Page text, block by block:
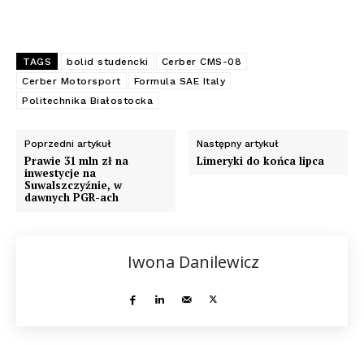
TAGS bolid studencki
Cerber CMS-08
Cerber Motorsport
Formula SAE Italy
Politechnika Białostocka
Poprzedni artykuł
Prawie 31 mln zł na
inwestycje na
Suwalszczyźnie, w
dawnych PGR-ach
Następny artykuł
Limeryki do końca lipca
Iwona Danilewicz